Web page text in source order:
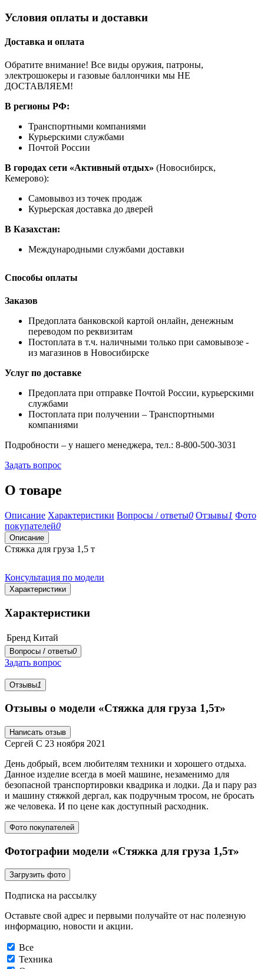
Условия оплаты и доставки
Доставка и оплата
Обратите внимание! Все виды оружия, патроны,
электрошокеры и газовые баллончики мы НЕ
ДОСТАВЛЯЕМ!
В регионы РФ:
Транспортными компаниями
Курьерскими службами
Почтой России
В городах сети «Активный отдых» (Новосибирск,
Кемерово):
Самовывоз из точек продаж
Курьерская доставка до дверей
В Казахстан:
Международными службами доставки
Способы оплаты
Заказов
Предоплата банковской картой онлайн, денежным
переводом по реквизитам
Постоплата в т.ч. наличными только при самовывозе -
из магазинов в Новосибирске
Услуг по доставке
Предоплата при отправке Почтой России, курьерскими
службами
Постоплата при получении – Транспортными
компаниями
Подробности – у нашего менеджера, тел.: 8-800-500-3031
Задать вопрос
О товаре
Описание Характеристики Вопросы / ответы0 Отзывы1 Фото
покупателей0
Описание
Стяжка для груза 1,5 т
Консультация по модели
Характеристики
Характеристики
Бренд Китай
Вопросы / ответы0
Задать вопрос
Отзывы1
Отзывы о модели «Стяжка для груза 1,5т»
Написать отзыв
Сергей С 23 ноября 2021
День добрый, всем любителям техники и хорошего отдыха.
Данное изделие всегда в моей машине, незаменимо для
безопасной транспортировки квадрика и лодки. Да и пару раз
и машину стяжкой дергал, как подручным тросом, не бросать
же человека. И по цене как доступный расходник.
Фото покупателей
Фотографии модели «Стяжка для груза 1,5т»
Загрузить фото
Подписка на рассылку
Оставьте свой адрес и первыми получайте от нас полезную
информацию, новости и акции.
Все
Техника